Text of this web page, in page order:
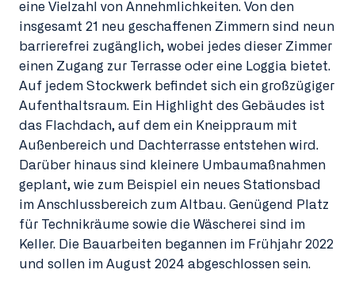
eine Vielzahl von Annehmlichkeiten. Von den
insgesamt 21 neu geschaffenen Zimmern sind neun
barrierefrei zugänglich, wobei jedes dieser Zimmer
einen Zugang zur Terrasse oder eine Loggia bietet.
Auf jedem Stockwerk befindet sich ein großzügiger
Aufenthaltsraum. Ein Highlight des Gebäudes ist
das Flachdach, auf dem ein Kneippraum mit
Außenbereich und Dachterrasse entstehen wird.
Darüber hinaus sind kleinere Umbaumaßnahmen
geplant, wie zum Beispiel ein neues Stationsbad
im Anschlussbereich zum Altbau. Genügend Platz
für Technikräume sowie die Wäscherei sind im
Keller. Die Bauarbeiten begannen im Frühjahr 2022
und sollen im August 2024 abgeschlossen sein.